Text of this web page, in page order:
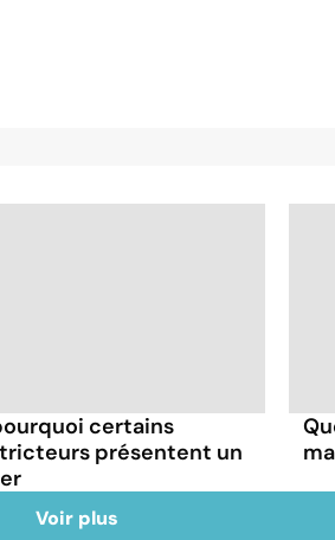
certains
présentent un
Voir plus